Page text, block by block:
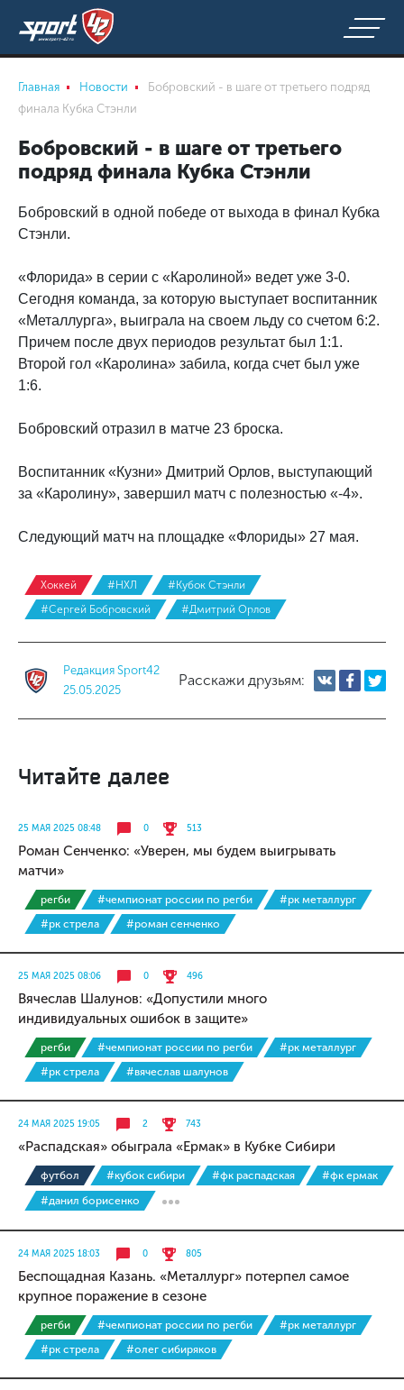
Главная Новости
Бобровский - в шаге от третьего подряд
финала Кубка Стэнли
Бобровский - в шаге от третьего
подряд финала Кубка Стэнли
Бобровский в одной победе от выхода в финал Кубка
Стэнли.
«Флорида» в серии с «Каролиной» ведет уже 3-0.
Сегодня команда, за которую выступает воспитанник
«Металлурга», выиграла на своем льду со счетом 6:2.
Причем после двух периодов результат был 1:1.
Второй гол «Каролина» забила, когда счет был уже
1:6.
Бобровский отразил в матче 23 броска.
Воспитанник «Кузни» Дмитрий Орлов, выступающий
за «Каролину», завершил матч с полезностью «-4».
Следующий матч на площадке «Флориды» 27 мая.
Хоккей #НХЛ
#Кубок Стэнли
#Сергей Бобровский
#Дмитрий Орлов
Редакция Sport42
25.05.2025
Расскажи друзьям:
Читайте далее
25 МАЯ 2025 08:48 0 513
Роман Сенченко: «Уверен, мы будем выигрывать
матчи»
регби #чемпионат россии по регби
#рк металлург
#рк стрела
#роман сенченко
25 МАЯ 2025 08:06 0 496
Вячеслав Шалунов: «Допустили много
индивидуальных ошибок в защите»
регби #чемпионат россии по регби
#рк металлург
#рк стрела
#вячеслав шалунов
24 МАЯ 2025 19:05 2 743
«Распадская» обыграла «Ермак» в Кубке Сибири
футбол #кубок сибири #фк распадская
#фк ермак
#данил борисенко
24 МАЯ 2025 18:03 0 805
Беспощадная Казань. «Металлург» потерпел самое
крупное поражение в сезоне
регби #чемпионат россии по регби
#рк металлург
#рк стрела
#олег сибиряков